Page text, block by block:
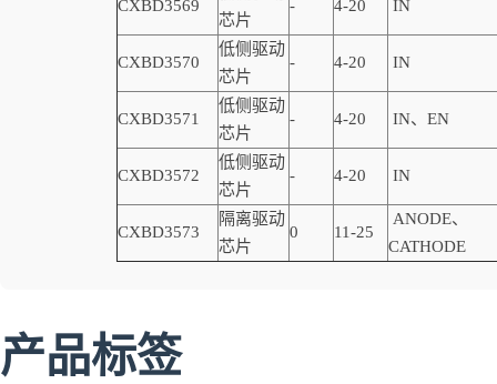
CXBD3569
芯片
- 4-20 IN
CXBD3570
低侧驱动
芯片
- 4-20 IN
CXBD3571
低侧驱动
芯片
- 4-20 IN、EN
CXBD3572
低侧驱动
芯片
- 4-20 IN
CXBD3573
隔离驱动
芯片
0 11-25
ANODE、
CATHODE
产品标签